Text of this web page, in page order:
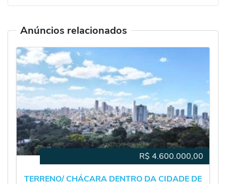
Anúncios relacionados
R$ 4.600.000,00
TERRENO/ CHÁCARA DENTRO DA CIDADE DE